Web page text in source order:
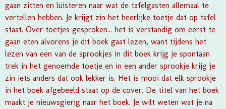
gaan zitten en luisteren naar wat de tafelgasten allemaal te
vertellen hebben. Je krijgt zin het heerlijke toetje dat op tafel
staat. Over toetjes gesproken... het is verstandig om eerst te
gaan eten alvorens je dit boek gaat lezen, want tijdens het
lezen van een van de sprookjes in dit boek krijg je spontaan
trek in het genoemde toetje en in een ander sprookje krijg je
zin iets anders dat ook lekker is. Het is mooi dat elk sprookje
in het boek afgebeeld staat op de cover. De titel van het boek
maakt je nieuwsgierig naar het boek. Je wilt weten wat je na